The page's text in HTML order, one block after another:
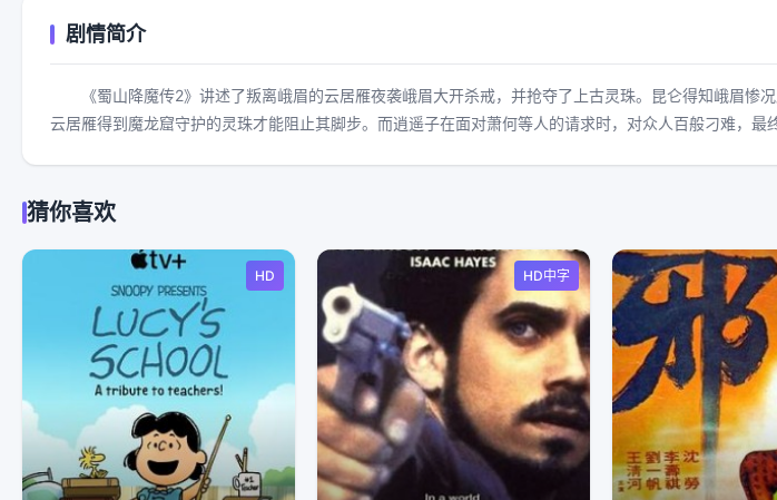
剧情简介
《蜀山降魔传2》讲述了叛离峨眉的云居雁夜袭峨眉大开杀戒，并抢夺了上古灵珠。昆仑得知峨眉
云居雁得到魔龙窟守护的灵珠才能阻止其脚步。而逍遥子在面对萧何等人的请求时，对众人百般刁难，最
猜你喜欢
HD HD中字